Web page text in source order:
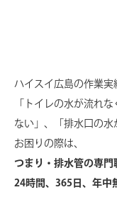
ハイスイ広島の作業実
「トイレの水が流れ
ない」、
「排水口の
お困りの際は、
つまり・排水管の専
24時間、365日、年中